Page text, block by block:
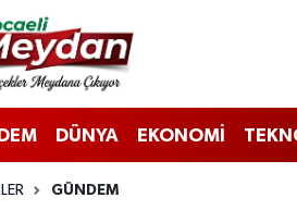
DÜNYA EKONOMİ
GÜNDEM